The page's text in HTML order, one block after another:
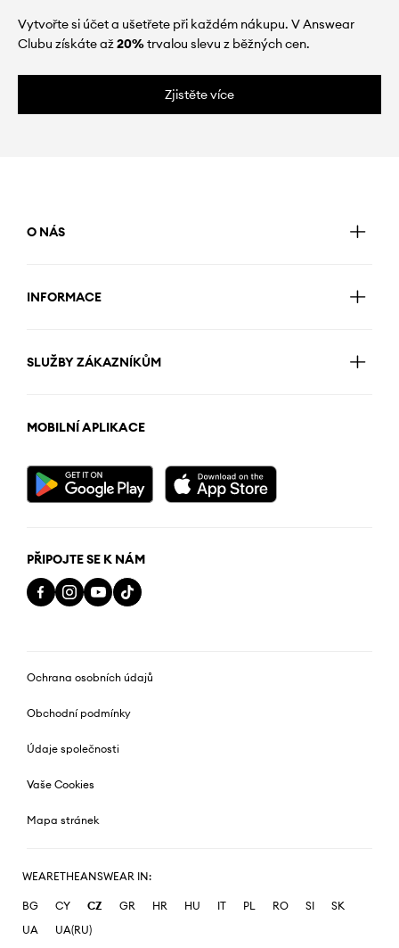
Vytvořte si účet a ušetřete při každém nákupu. V Answear
Clubu získáte až20%trvalou slevu z běžných cen.
Zjistěte více
O NÁS
INFORMACE
SLUŽBY ZÁKAZNÍKŮM
MOBILNÍ APLIKACE
PŘIPOJTE SE K NÁM
Ochrana osobních údajů
Obchodní podmínky
Údaje společnosti
Vaše Cookies
Mapa stránek
WEARETHEANSWEAR IN:
BG CY CZ GR HR HU IT PL RO SI
SK
UA
UA(RU)